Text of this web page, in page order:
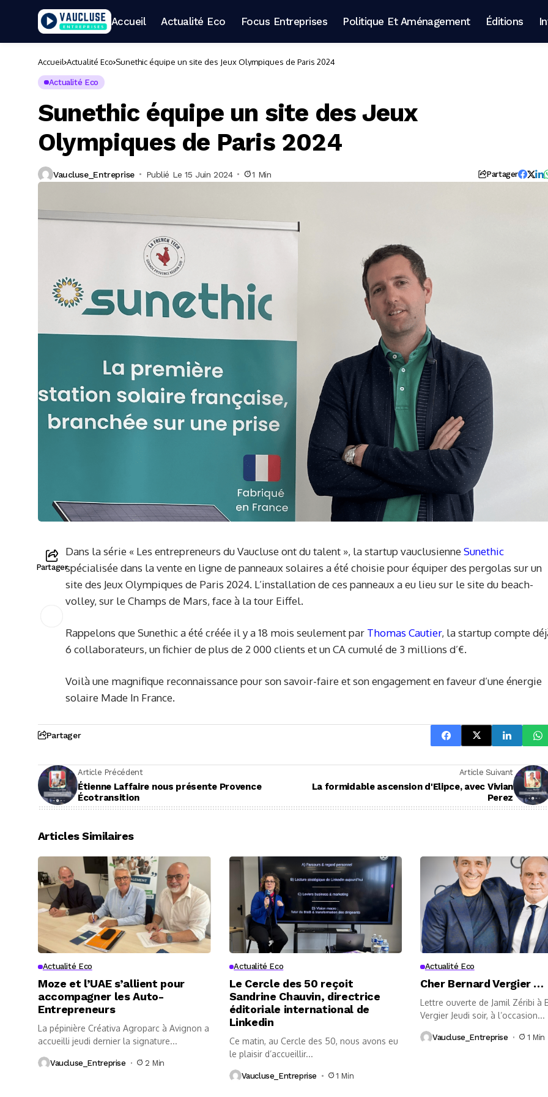
Accueil Actualité Eco Focus Entreprises Politique Et Aménagement Éditions
Accueil Actualité Eco Sunethic équipe un site des Jeux Olympiques de Paris 2024
Actualité Eco
Sunethic équipe un site des Jeux
Olympiques de Paris 2024
Vaucluse_Entreprise Publié Le 15 Juin 2024 1 Min Partager
Partager
Dans la série « Les entrepreneurs du Vaucluse ont du talent », la startup vauclusienne Sunethic
spécialisée dans la vente en ligne de panneaux solaires a été choisie pour équiper des pergolas sur un
site des Jeux Olympiques de Paris 2024. L’installation de ces panneaux a eu lieu sur le site du beach-
volley, sur le Champs de Mars, face à la tour Eiffel.
Rappelons que Sunethic a été créée il y a 18 mois seulement par Thomas Cautier, la startup compte
6 collaborateurs, un fichier de plus de 2 000 clients et un CA cumulé de 3 millions d’€.
Voilà une magnifique reconnaissance pour son savoir-faire et son engagement en faveur d’une énergie
solaire Made In France.
Partager
Article Précédent
Étienne Laffaire nous présente Provence
Écotransition
Article Suivant
La formidable ascension d'Elipce, avec Vivian
Perez
Articles Similaires
Actualité Eco
Moze et l’UAE s’allient pour
accompagner les Auto-
Entrepreneurs
La pépinière Créativa Agroparc à Avignon a
accueilli jeudi dernier la signature...
Vaucluse_Entreprise 2 Min
Actualité Eco
Le Cercle des 50 reçoit
Sandrine Chauvin, directrice
éditoriale international de
Linkedin
Ce matin, au Cercle des 50, nous avons eu
le plaisir d’accueillir...
Vaucluse_Entreprise 1 Min
Actualité Eco
Cher Bernard Vergier …
Lettre ouverte de Jamil Zéribi à
Vergier Jeudi soir, à l’occasion...
Vaucluse_Entreprise 1 Min